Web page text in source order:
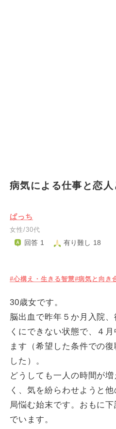
病気による仕事と恋
ぱっち
女性/30代
回答 1 有り難し 18
#心構え・生きる智慧#病気と向き
30歳女です。
脳出血で昨年５か月入院
くにできない状態で、４
ます（希望した条件での
した）。
どうしても一人の時間が
く、気を紛らわせようと
局悩む始末です。おもに
でいます。